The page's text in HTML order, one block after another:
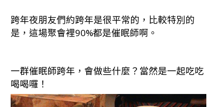
跨年夜朋友們約跨年是很平常的，比較特別的
是，這場聚會裡90%都是催眠師啊。
一群催眠師跨年，會做些什麼？當然是一起吃吃
喝喝囉！